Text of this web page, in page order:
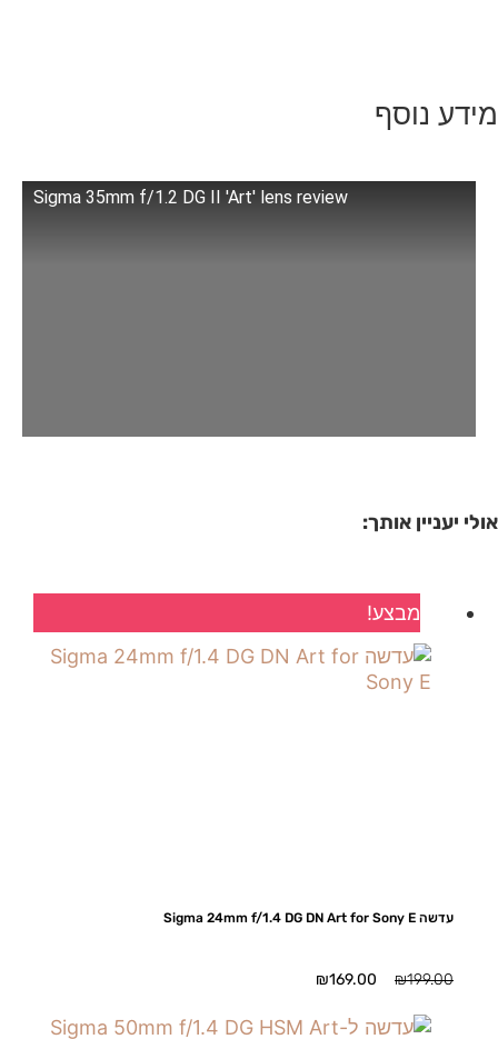
מידע נוסף
Sigma 35mm f/1.2 DG II 'Art' lens review
אולי יעניין אותך:
מבצע!
עדשה Sigma 24mm f/1.4 DG DN Art for Sony E
₪199.00
המחיר
היה:
₪169.00
הוא: